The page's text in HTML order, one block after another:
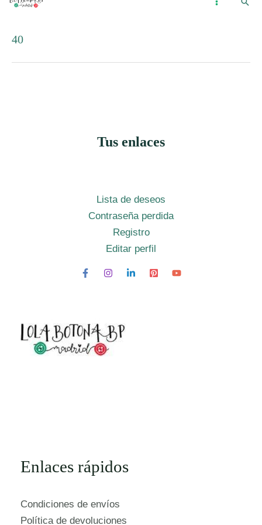
Ir
contenido
40
Tus enlaces
Lista de deseos
Contraseña perdida
Registro
Editar perfil
Enlaces rápidos
Condiciones de envíos
Política de devoluciones